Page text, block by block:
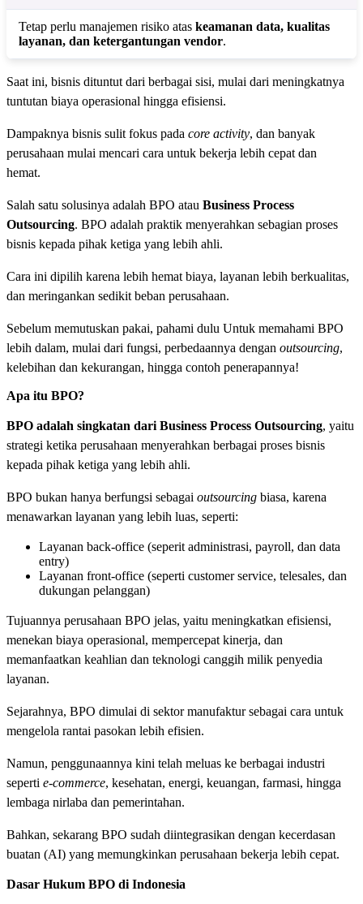
Tetap perlu manajemen risiko atas keamanan data, kualitas
layanan, dan ketergantungan vendor.
Saat ini, bisnis dituntut dari berbagai sisi, mulai dari meningkatnya
tuntutan biaya operasional hingga efisiensi.
Dampaknya bisnis sulit fokus pada core activity, dan banyak
perusahaan mulai mencari cara untuk bekerja lebih cepat dan
hemat.
Salah satu solusinya adalah BPO atau Business Process
Outsourcing. BPO adalah praktik menyerahkan sebagian proses
bisnis kepada pihak ketiga yang lebih ahli.
Cara ini dipilih karena lebih hemat biaya, layanan lebih berkualitas,
dan meringankan sedikit beban perusahaan.
Sebelum memutuskan pakai, pahami dulu Untuk memahami BPO
lebih dalam, mulai dari fungsi, perbedaannya dengan outsourcing,
kelebihan dan kekurangan, hingga contoh penerapannya!
Apa itu BPO?
BPO adalah singkatan dari Business Process Outsourcing, yaitu
strategi ketika perusahaan menyerahkan berbagai proses bisnis
kepada pihak ketiga yang lebih ahli.
BPO bukan hanya berfungsi sebagai outsourcing biasa, karena
menawarkan layanan yang lebih luas, seperti:
Layanan back-office (seperit administrasi, payroll, dan data
entry)
Layanan front-office (seperti customer service, telesales, dan
dukungan pelanggan)
Tujuannya perusahaan BPO jelas, yaitu meningkatkan efisiensi,
menekan biaya operasional, mempercepat kinerja, dan
memanfaatkan keahlian dan teknologi canggih milik penyedia
layanan.
Sejarahnya, BPO dimulai di sektor manufaktur sebagai cara untuk
mengelola rantai pasokan lebih efisien.
Namun, penggunaannya kini telah meluas ke berbagai industri
seperti e-commerce, kesehatan, energi, keuangan, farmasi, hingga
lembaga nirlaba dan pemerintahan.
Bahkan, sekarang BPO sudah diintegrasikan dengan kecerdasan
buatan (AI) yang memungkinkan perusahaan bekerja lebih cepat.
Dasar Hukum BPO di Indonesia